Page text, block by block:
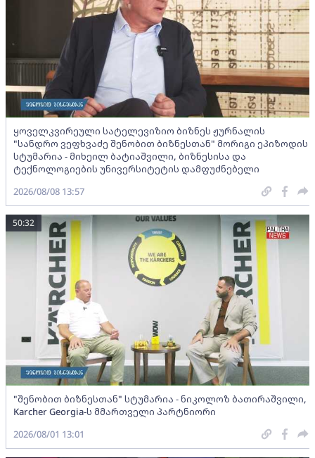
ყოველკვირეული სატელევიზიო ბიზნეს ჟურნალის
"სანდრო ვეფხვაძე შენობით ბიზნესთან" მორიგი ეპიზოდის
სტუმარია - მიხეილ ბატიაშვილი, ბიზნესისა და
ტექნოლოგიების უნივერსიტეტის დამფუძნებელი
2026/08/08 13:57
"შენობით ბიზნესთან" სტუმარია - ნიკოლოზ ბათირაშვილი,
Karcher Georgia-ს მმართველი პარტნიორი
50:32
2026/08/01 13:01